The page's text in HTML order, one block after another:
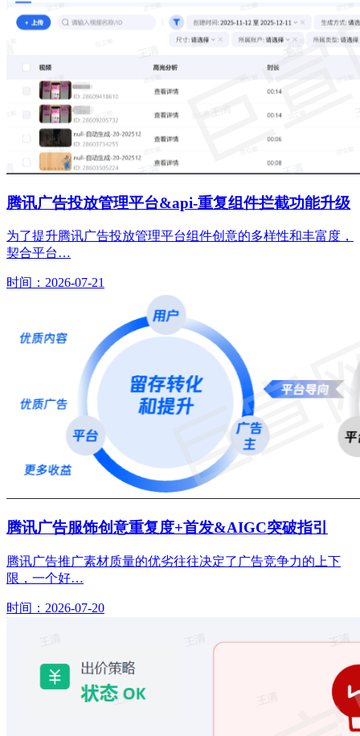
腾讯广告投放管理平台&api-重复组件拦截功能升级
为了提升腾讯广告投放管理平台组件创意的多样性和丰富度，
契合平台…
时间：2026-07-21
腾讯广告服饰创意重复度+首发&AIGC突破指引
腾讯广告推广素材质量的优劣往往决定了广告竞争力的上下
限，一个好…
时间：2026-07-20